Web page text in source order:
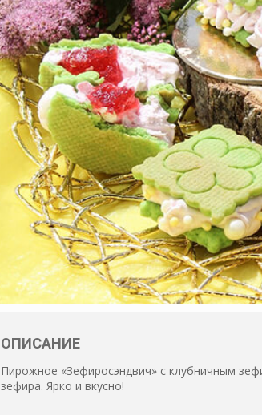
ОПИСАНИЕ
Пирожное «Зефиросэндвич» с клубничным
зефира. Ярко и вкусно!